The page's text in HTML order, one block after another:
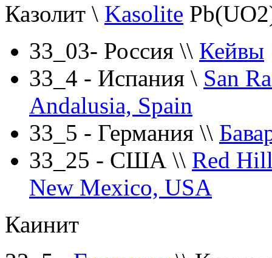
Казолит \ Kasolite
33_03- Россия \\ Кейвы
33_4 - Испания \ San
Andalusia, Spain
33_5 - Германия \\
33_25 - США \\ Red
New Mexico, USA
Каинит